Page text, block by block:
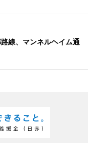
線、マンネルヘイム通